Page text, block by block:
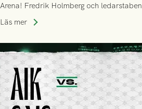
Arena! Fredrik Holmberg och
trupp till matchen:
Läs mer